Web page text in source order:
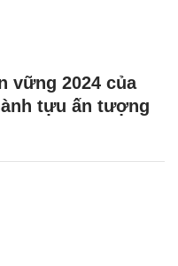
vững 2024 của
tựu ấn tượng